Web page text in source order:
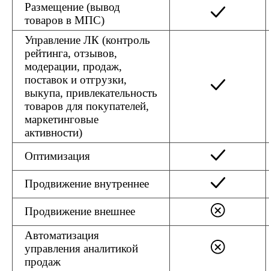
Размещение (вывод
товаров в МПС)
Управление ЛК (контроль
рейтинга, отзывов,
модерации, продаж,
поставок и отгрузки,
выкупа, привлекательность
товаров для покупателей,
маркетинговые
активности)
Оптимизация
Продвижение внутреннее
Продвижение внешнее
Автоматизация
управления аналитикой
продаж
ГЛАВНАЯ ВАШИ ВОПРОСЫ
Обо мне
Резюме hh.ru
Нейрографика
Digital-агентсва
Онлайн-школы
Разрабатываю MVP. Product manager.
Внедряю B2B-аутрич под ключ: Telegram +
Email. Работаю с российским и
зарубежным рынком.
Конфиденциальность|Обработка
данных|Обработка кукис